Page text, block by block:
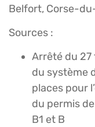
Belfort, Corse-
Sources :
Arrêté du 27
du système
places pour
du permis
B1 et B